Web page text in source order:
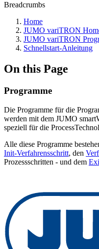
Breadcrumbs
Home
JUMO variTRON
JUMO variTRON
Schnellstart-Anleitung
On this Page
Programme
Die Programme für die
werden mit dem JUMO
speziell für die
Alle diese Programme
Init-Verfahrensschritt, den
Prozessschritten - und dem